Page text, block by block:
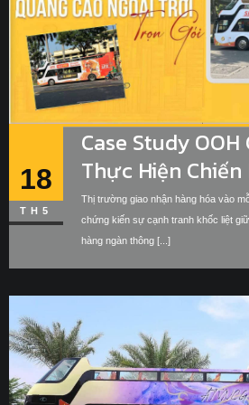
18
TH5
Case Study OOH
Thực Hiện Chiến
Ăn Tết’ Cho
Bus 2 Tầng
Thị trường giao nhận hàng hóa vào
chứng kiến sự cạnh tranh khốc liệt
hàng ngàn thông [...]